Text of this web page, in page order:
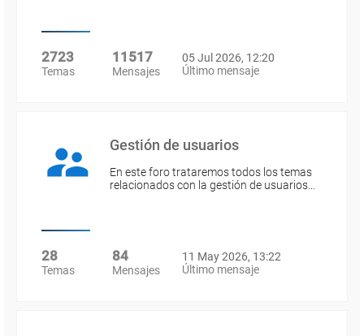
2723
Temas
11517
Mensajes
05 Jul 2026, 12:20
Último mensaje
Gestión de usuarios
En este foro trataremos todos los temas
relacionados con la gestión de usuarios…
28
Temas
84
Mensajes
11 May 2026, 13:22
Último mensaje